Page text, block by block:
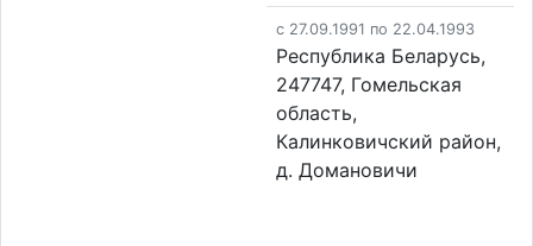
c 27.09.1991 по 22.04.1993
Республика Беларусь,
247747, Гомельская
область,
Калинковичский район,
д. Домановичи